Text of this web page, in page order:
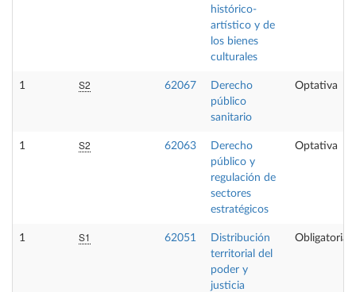
histórico-
artístico y de
los bienes
culturales
1 S2 62067
Derecho
público
sanitario
Optativa
1 S2 62063
Derecho
público y
regulación de
sectores
estratégicos
Optativa
1 S1 62051
Distribución
territorial del
poder y
justicia
Obligatoria